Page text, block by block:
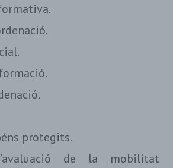
protegits.
de la mobilitat